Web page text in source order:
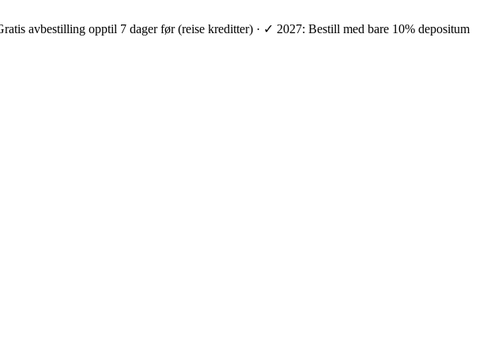
avbestilling opptil 7 dager før (reise kreditter) · ✓ 2027: Bestill med bare 10% depositum